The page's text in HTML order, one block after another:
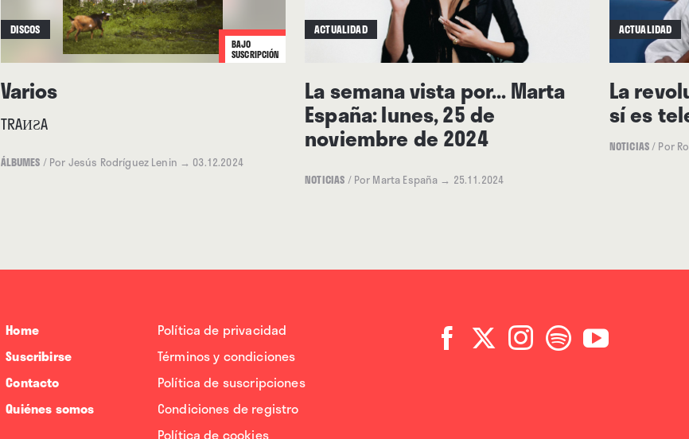
BAJO
SUSCRIPCIÓN
DISCOS
Varios
TRAИƧA
ÁLBUMES / Por Jesús Rodríguez Lenin → 03.12.2024
ACTUALIDAD
La semana vista por... Marta
España: lunes, 25 de
noviembre de 2024
NOTICIAS / Por Marta España → 25.11.2024
ACTUALIDAD
La
sí es
NOTICIAS/ Por
Home
Suscribirse
Contacto
Quiénes somos
Política de privacidad
Términos y condiciones
Política de suscripciones
Condiciones de registro
Política de cookies